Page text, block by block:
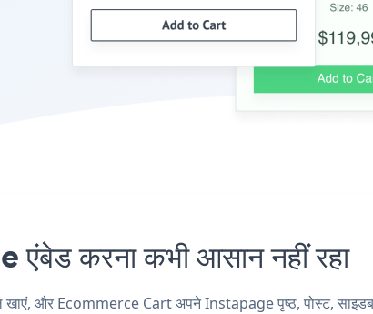
करना कभी आसान नहीं रहा
और Ecommerce Cart अपने Instapage पृष्ठ, पोस्ट,